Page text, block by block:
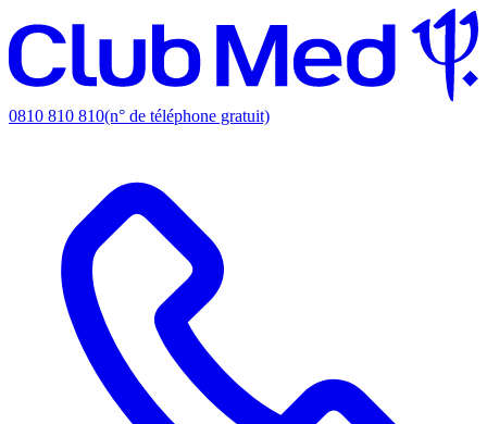
0810 810 810(n° de téléphone gratuit)